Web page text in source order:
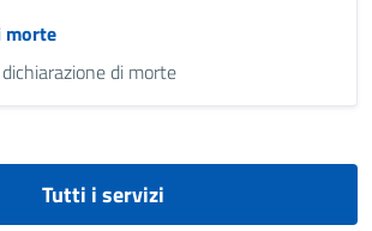
morte
di morte
Tutti i servizi